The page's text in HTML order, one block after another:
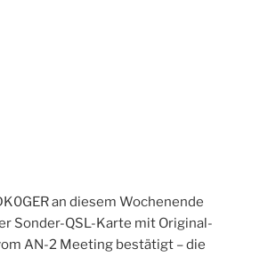
an diesem Wochenende
Sonder-QSL-Karte mit Original-
AN-2 Meeting bestätigt – die